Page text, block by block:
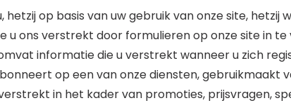
op basis van uw gebruik van onze site, hetzij
u ons verstrekt door formulieren op onze site in
informatie die u verstrekt wanneer u zich
op een van onze diensten, gebruikmaakt
in het kader van promoties, prijsvragen,